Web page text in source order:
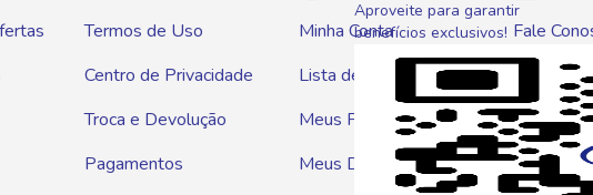
Termos de Uso
Centro de Privacidade
Troca e Devolução
Pagamentos
Minha Conta
Lista de Compras
Meus Pedidos
Meus Descontos
Fale
0800
Aproveite para garantir
benefícios exclusivos!